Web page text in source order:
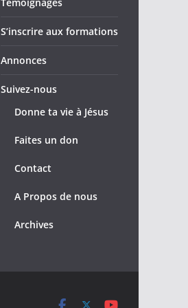
S’inscrire aux formations
Annonces
Suivez-nous
Donne ta vie à Jésus
Faites un don
Contact
A Propos de nous
Archives